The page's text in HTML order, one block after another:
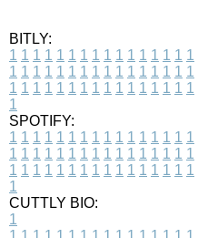
BITLY:
1 1 1 1 1 1 1 1 1 1 1 1 1 1 1 1
1 1 1 1 1 1 1 1 1 1 1 1 1 1 1 1
1 1 1 1 1 1 1 1 1 1 1 1 1 1 1 1
1
SPOTIFY:
1 1 1 1 1 1 1 1 1 1 1 1 1 1 1 1
1 1 1 1 1 1 1 1 1 1 1 1 1 1 1 1
1 1 1 1 1 1 1 1 1 1 1 1 1 1 1 1
1
CUTTLY BIO:
1